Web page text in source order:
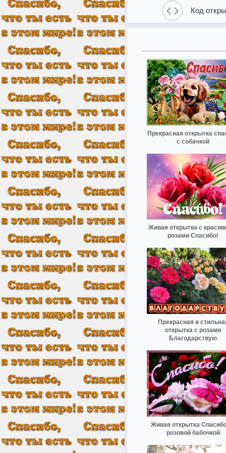
Код
Прекрасная открытка
с собачкой
Живая открытка с
розами Спасибо!
Прекрасная и
открытка с розами
Благодарствую
Живая открытка
розовой бабочкой